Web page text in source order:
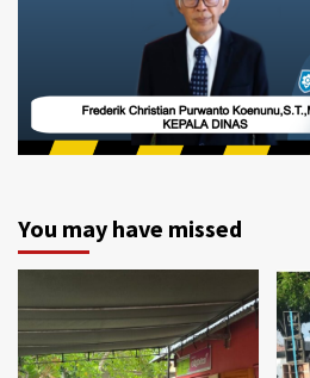
You may have missed